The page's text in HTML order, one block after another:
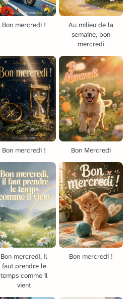
Bon mercredi !
Au milieu de la
semaine, bon
mercredi
Bon mercredi ! Bon Mercredi
Bon mercredi, il
faut prendre le
temps comme il
vient
Bon mercredi !